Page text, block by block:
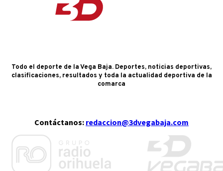
Todo el deporte de la Vega Baja. Deportes, noticias deportivas,
clasificaciones, resultados y toda la actualidad deportiva de la
comarca
Contáctanos: redaccion@3dvegabaja.com